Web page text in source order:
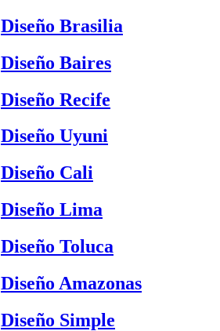
Diseño Brasilia
Diseño Baires
Diseño Recife
Diseño Uyuni
Diseño Cali
Diseño Lima
Diseño Toluca
Diseño Amazonas
Diseño Simple